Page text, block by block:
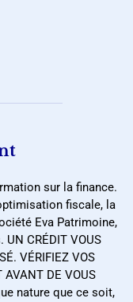
sur la finance.
fiscale, la
Eva Patrimoine,
CRÉDIT VOUS
VÉRIFIEZ VOS
AVANT DE VOUS
nature que ce soit,